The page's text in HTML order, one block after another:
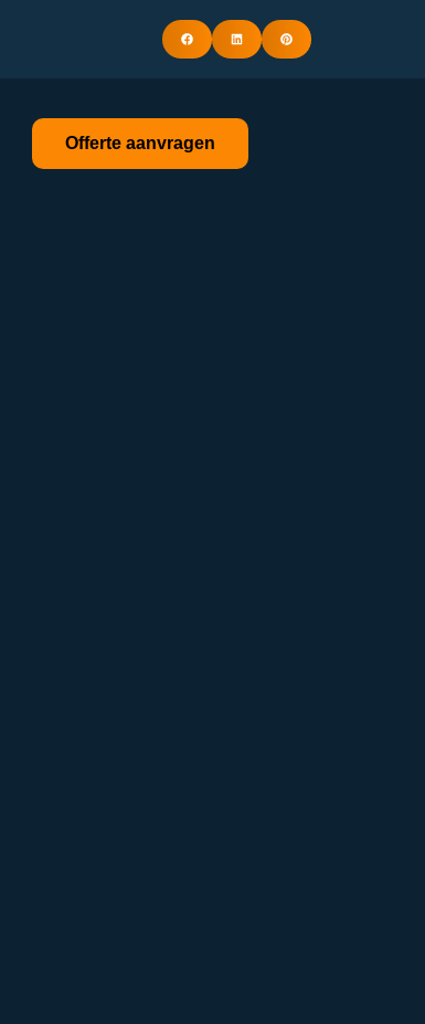
Offerte aanvragen